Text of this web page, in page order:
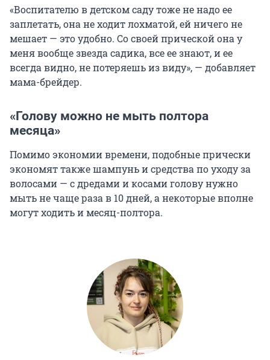
«Воспитателю в детском саду тоже не надо ее
заплетать, она не ходит лохматой, ей ничего не
мешает — это удобно. Со своей прической она у
меня вообще звезда садика, все ее знают, и ее
всегда видно, не потеряешь из виду», — добавляет
мама-брейдер.
«Голову можно не мыть полтора
месяца»
Помимо экономии времени, подобные прически
экономят также шампунь и средства по уходу за
волосами — с дредами и косами голову нужно
мыть не чаще раза в 10 дней, а некоторые вполне
могут ходить и месяц-полтора.